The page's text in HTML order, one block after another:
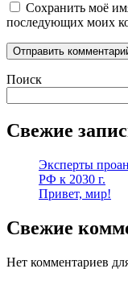
Сохранить моё
последующих моих
Поиск
Свежие
Эксперты
РФ к 2030 г.
Привет, мир!
Свежие
Нет комментариев